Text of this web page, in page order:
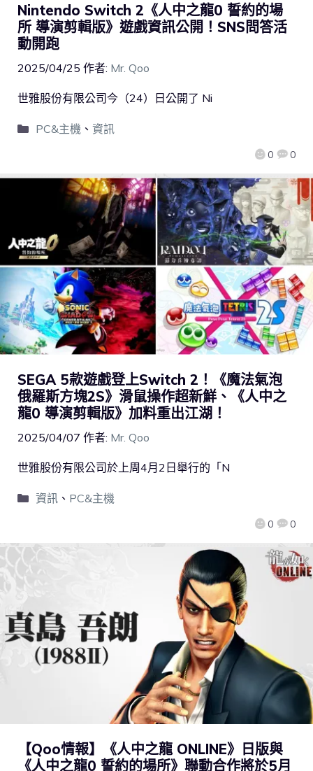
Nintendo Switch 2《人中之龍0 誓約的場
所 導演剪輯版》遊戲資訊公開！SNS問答活
動開跑
2025/04/25 作者: Mr. Qoo
0 0
世雅股份有限公司今（24）日公開了 Ni
PC&主機 、 資訊
SEGA 5款遊戲登上Switch 2！《魔法氣泡
俄羅斯方塊2S》滑鼠操作超新鮮、《人中之
龍0 導演剪輯版》加料重出江湖！
2025/04/07 作者: Mr. Qoo
0 0
世雅股份有限公司於上周4月2日舉行的「N
資訊、 PC&主機
【Qoo情報】《人中之龍 ONLINE》日版與
《人中之龍0 誓約的場所》聯動合作將於5月